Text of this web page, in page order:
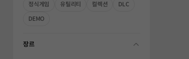
정식게임 유틸리티 컬렉션
DLC
DEMO
장르 folding